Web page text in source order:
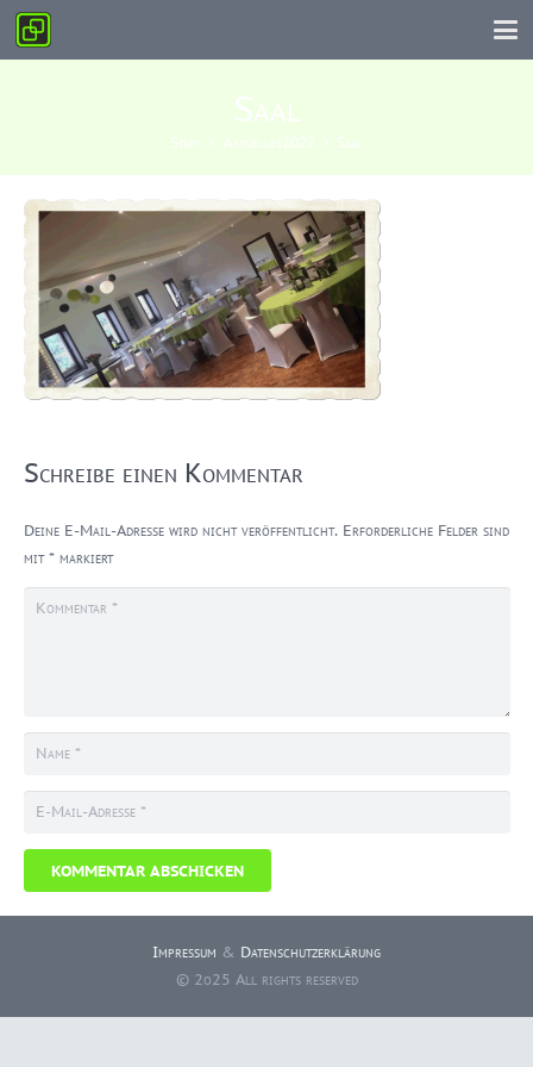
Saal
Start Aktuelles2022 Saal
Schreibe einen Kommentar
Deine E-Mail-Adresse wird nicht veröffentlicht. Erforderliche Felder sind
mit*markiert
KOMMENTAR ABSCHICKEN
Impressum & Datenschutzerklärung
© 2o25 All rights reserved